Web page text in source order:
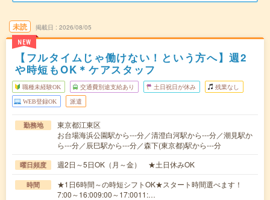
未読
NEW
掲載日 2026/08/05
【フルタイムじゃ働けない！という方へ】週2
や時短もOK＊ケアスタッフ
職種未経験OK 交通費別途支給あり 土日祝日が休み 残業なし
WEB登録OK 派遣
勤務地
東京都江東区
お台場海浜公園駅から---分／清澄白河駅から---分／潮見駅か
ら---分／辰巳駅から---分／森下(東京都)駅から---分
曜日頻度 週2日～5日OK（月～金） ★土日休みOK
時間
★1日6時間～の時短シフトOK★スタート時間選べます！
7:00～16:009:00～17:0011:…